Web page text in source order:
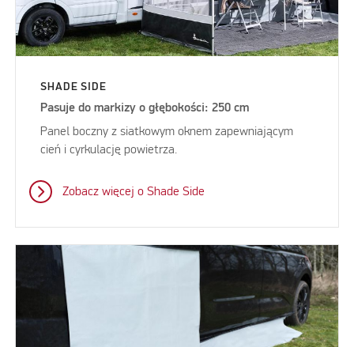
SHADE SIDE
Pasuje do markizy o głębokości: 250 cm
Panel boczny z siatkowym oknem zapewniającym
cień i cyrkulację powietrza.
Zobacz więcej o Shade Side